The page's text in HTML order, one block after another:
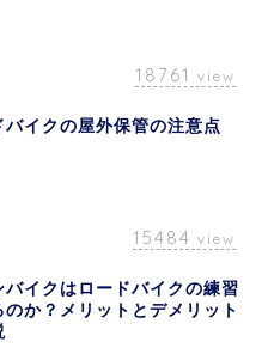
18761 view
バイクの屋外保管の注意点
15484 view
バイクはロードバイクの練習
のか？メリットとデメリット